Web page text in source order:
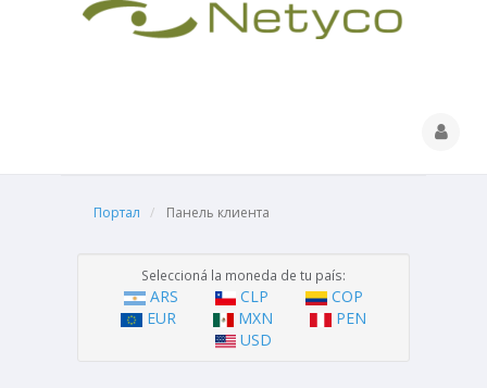
Портал Панель клиента
Seleccioná la moneda de tu país:
ARS CLP
COP
EUR
MXN
PEN
USD